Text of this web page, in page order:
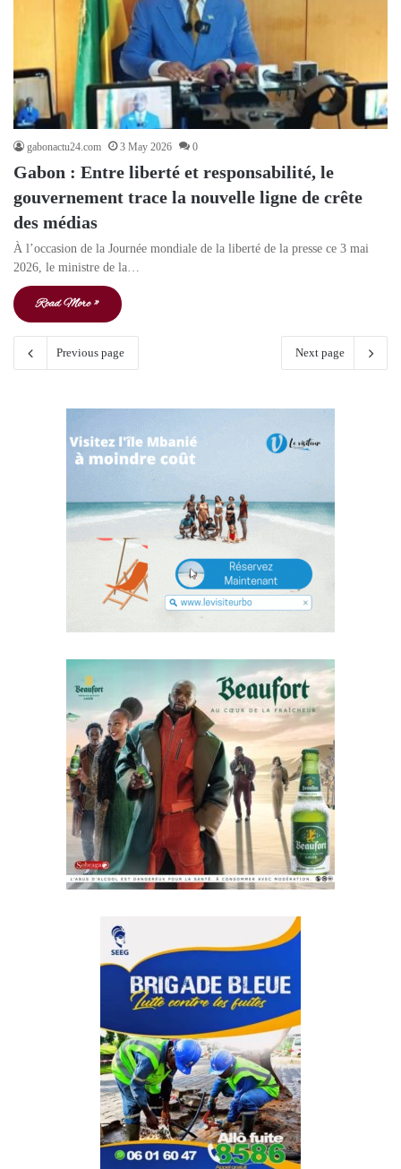
gabonactu24.com 3 May 2026 0
Gabon : Entre liberté et responsabilité, le
gouvernement trace la nouvelle ligne de crête
des médias
À l’occasion de la Journée mondiale de la liberté de la presse ce 3 mai
2026, le ministre de la…
Read More »
Previous page Next page